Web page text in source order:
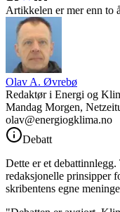
Artikkelen er mer enn to
Olav A. Øvrebø
Redaktør i Energi og
Mandag Morgen,
olav@energiogklima.no
Debatt
Dette er et
redaksjonelle prinsipper
skribentens egne